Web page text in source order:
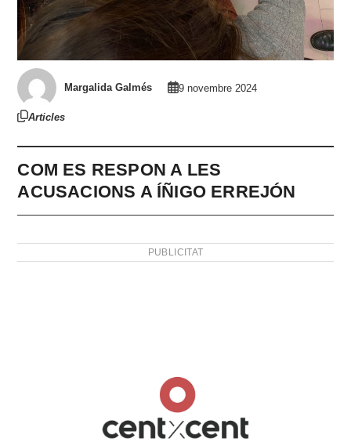
Margalida Galmés 9 novembre 2024
Articles
COM ES RESPON A LES
ACUSACIONS A ÍÑIGO ERREJÓN
PUBLICITAT